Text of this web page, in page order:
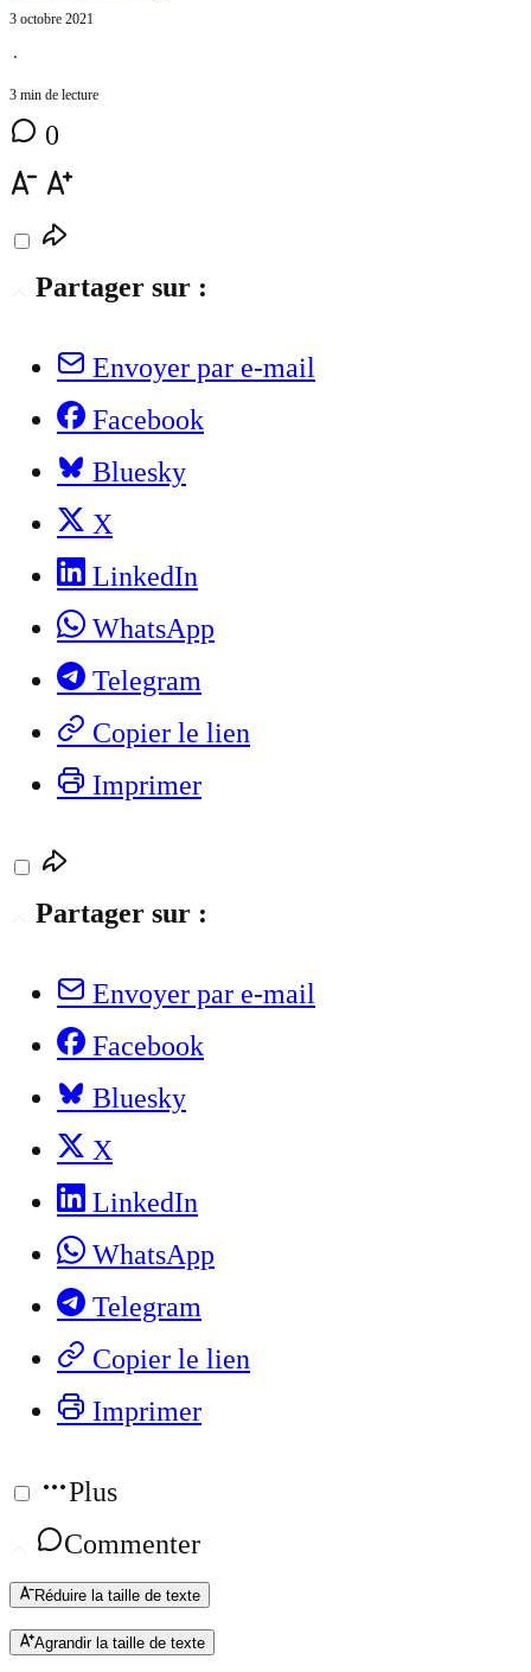
3 octobre 2021
⋅
3 min de lecture
0
Partager sur :
Envoyer par e-mail
Facebook
Bluesky
X
LinkedIn
WhatsApp
Telegram
Copier le lien
Imprimer
Partager sur :
Envoyer par e-mail
Facebook
Bluesky
X
LinkedIn
WhatsApp
Telegram
Copier le lien
Imprimer
Plus
Commenter
Réduire la taille de texte
Agrandir la taille de texte